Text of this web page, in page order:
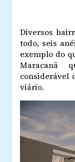
Diversos
todo, seis
exemplo do
Maracanã
considerável
viário.